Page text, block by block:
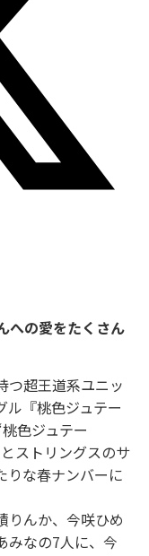
への愛をたくさん
つ超王道系ユニッ
ル『桃色ジュテー
色ジュテー
ストリングスのサ
りな春ナンバーに
りんか、今咲ひめ
みなの7人に、今